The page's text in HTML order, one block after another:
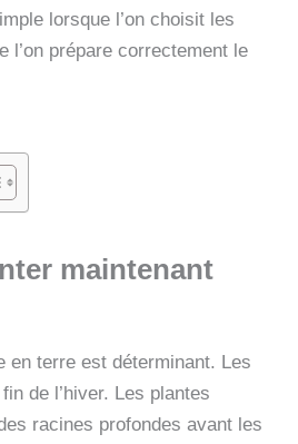
lorsque l’on choisit les
l’on prépare correctement le
maintenant
en terre est déterminant. Les
de l’hiver. Les plantes
racines profondes avant les